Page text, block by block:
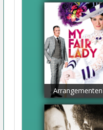
Arrangementen